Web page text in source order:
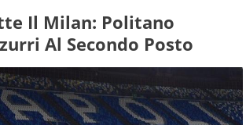
Il Milan: Politano
Al Secondo Posto